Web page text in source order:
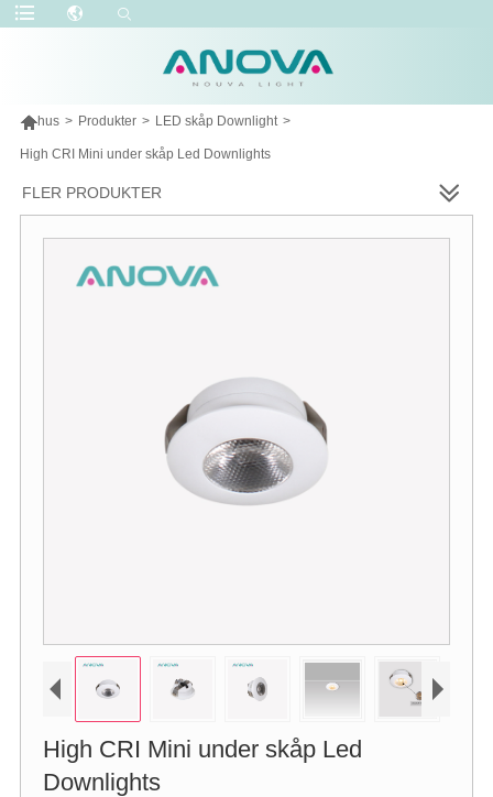
hus > Produkter > LED skåp Downlight >
High CRI Mini under skåp Led Downlights
FLER PRODUKTER
High CRI Mini under skåp Led
Downlights